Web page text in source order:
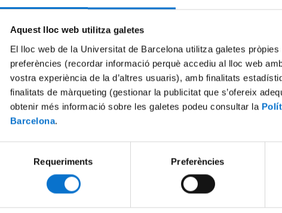
Aquest lloc web utilitza galetes
El lloc web de la Universitat de Barcelona utilitza galetes
preferències (recordar informació perquè accediu al lloc web
vostra experiència de la d’altres usuaris), amb finalitats
finalitats de màrqueting (gestionar la publicitat que s’ofereix
obtenir més informació sobre les galetes podeu consultar la
Barcelona.
consentiment
Requeriments Preferències